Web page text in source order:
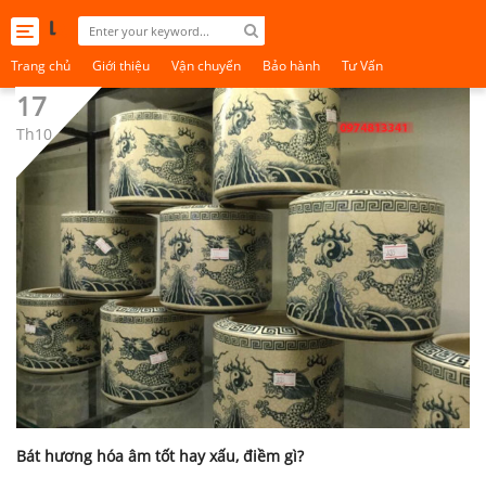
Toggle
navigation
Trang chủ Giới thiệu Vận chuyển Bảo hành Tư Vấn
17
Th10
Bát hương hóa âm tốt hay xấu, điềm gì?